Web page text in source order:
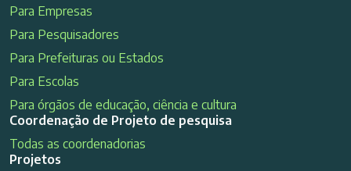
Para Empresas
Para Pesquisadores
Para Prefeituras ou Estados
Para Escolas
Para órgãos de educação, ciência e cultura
Coordenação de Projeto de pesquisa
Todas as coordenadorias
Projetos